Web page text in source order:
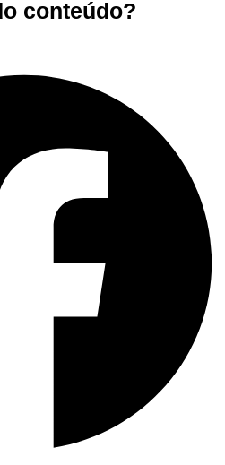
conteúdo?